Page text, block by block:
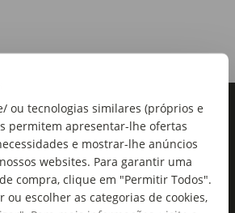
ou tecnologias similares (próprios e
permitem apresentar-lhe ofertas
e mostrar-lhe anúncios
websites. Para garantir uma
compra, clique em "Permitir Todos".
escolher as categorias de cookies,